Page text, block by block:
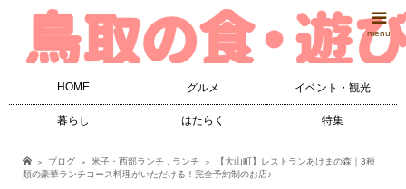
menu
HOME グルメ イベント・観光
暮らし はたらく 特集
ブログ 米子・西部ランチ ランチ
【大山町】レストランあけまの森｜3種
類の豪華ランチコース料理がいただける！完全予約制のお店♪